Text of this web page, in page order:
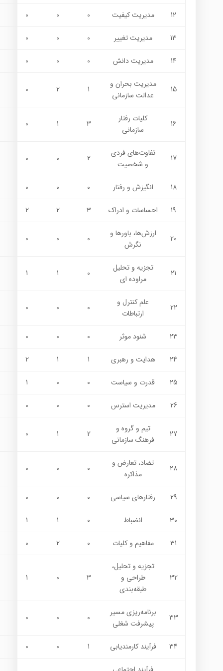
12 مديريت كيفيت 0
0
0
13 مديريت تغيير 0
0
0
14 مديريت دانش 0
0
0
15
مديريت بحران و
عدالت سازماني
1
2
0
16
كليات رفتار
سازماني
3
1
0
17
تفاوت‌هاي فردي
و شخصيت
2
0
0
18 انگيزش و رفتار 0
0
0
19 احساسات و ادراك 3
2
2
20
ارزش‌ها، باورها و
نگرش
0
0
0
21
تجزیه و تحلیل
مراوده ای
0
1
1
22
علم كنترل و
ارتباطات
0
0
0
23 شنود موثر 0
0
0
24 هدايت و رهبري 1
1
2
25 قدرت و سياست 0
0
1
26 مديريت استرس 0
0
0
27
تيم و گروه و
فرهنگ سازماني
2
1
0
28
تضاد، تعارض و
مذاكره
0
0
0
29 رفتارهاي سياسي 0
0
0
30 انضباط 0
1
1
31 مفاهيم و كليات 0
2
0
32
تجزيه و تحليل،
طراحي و
طبقه‌بندي
3
0
1
33
برنامه‌ريزي مسير
پيشرفت شغلي
0
0
0
34 فرآيند كارمنديابي 1
0
0